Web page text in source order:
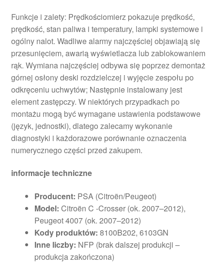
Funkcje i zalety: Prędkościomierz pokazuje prędkość,
prędkość, stan paliwa i temperatury, lampki systemowe i
ogólny nalot. Wadliwe alarmy najczęściej objawiają się
przesunięciem, awarią wyświetlacza lub zablokowaniem
rąk. Wymiana najczęściej odbywa się poprzez demontaż
górnej osłony deski rozdzielczej i wyjęcie zespołu po
odkręceniu uchwytów; Następnie instalowany jest
element zastępczy. W niektórych przypadkach po
montażu mogą być wymagane ustawienia podstawowe
(język, jednostki), dlatego zalecamy wykonanie
diagnostyki i każdorazowe porównanie oznaczenia
numerycznego części przed zakupem.
informacje techniczne
Producent: PSA (Citroën/Peugeot)
Model: Citroën C -Crosser (ok. 2007–2012),
Peugeot 4007 (ok. 2007–2012)
Kody produktów: 8100B202, 6103GN
Inne liczby: NFP (brak dalszej produkcji –
produkcja zakończona)